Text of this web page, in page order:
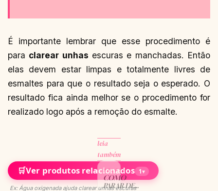
É importante lembrar que esse procedimento é
para clarear unhas escuras e manchadas. Então
elas devem estar limpas e totalmente livres de
esmaltes para que o resultado seja o esperado. O
resultado fica ainda melhor se o procedimento for
realizado logo após a remoção do esmalte.
leia
também
BELEZA
COMO
PARAR DE
🛒Ver produtos relacionados 1▾
Ex: Água oxigenada ajuda clarear unhas escuras